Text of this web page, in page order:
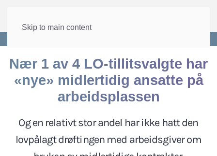
Skip to main content
Nær 1 av 4 LO-tillitsvalgte har
«nye» midlertidig ansatte på
arbeidsplassen
Og en relativt stor andel har ikke hatt den
lovpålagt drøftingen med arbeidsgiver om